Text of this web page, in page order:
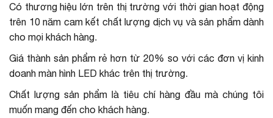
Có thương hiệu lớn trên thị trường với thời gian hoạt động
trên 10 năm cam kết chất lượng dịch vụ và sản phẩm dành
cho mọi khách hàng.
Giá thành sản phẩm rẻ hơn từ 20% so với các đơn vị kinh
doanh màn hình LED khác trên thị trường.
Chất lượng sản phẩm là tiêu chí hàng đầu mà chúng tôi
muốn mang đến cho khách hàng.